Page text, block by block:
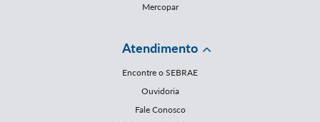
Mercopar
Atendimento
Encontre o SEBRAE
Ouvidoria
Fale Conosco